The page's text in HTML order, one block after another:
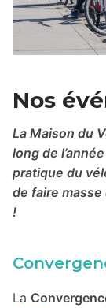
Nos
La Maison du
long de
pratique du
de faire
!
La